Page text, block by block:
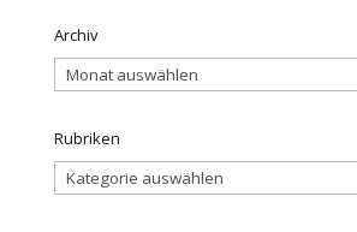
Archiv
Archiv
Rubriken
Rubriken